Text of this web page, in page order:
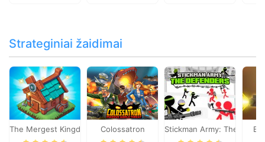
Strateginiai žaidimai
The Mergest Kingdom Colossatron Stickman Army: The